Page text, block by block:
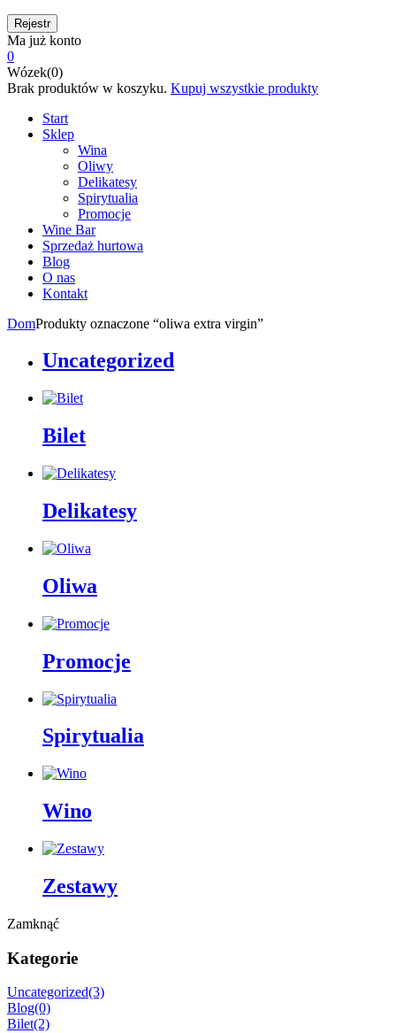
Ma już konto
0
Wózek(0)
Brak produktów w koszyku. Kupuj wszystkie produkty
Start
Sklep
Wina
Oliwy
Delikatesy
Spirytualia
Promocje
Wine Bar
Sprzedaż hurtowa
Blog
O nas
Kontakt
DomProdukty oznaczone “oliwa extra virgin”
Uncategorized
Bilet
Delikatesy
Oliwa
Promocje
Spirytualia
Wino
Zestawy
Zamknąć
Kategorie
Uncategorized(3)
Blog(0)
Bilet(2)